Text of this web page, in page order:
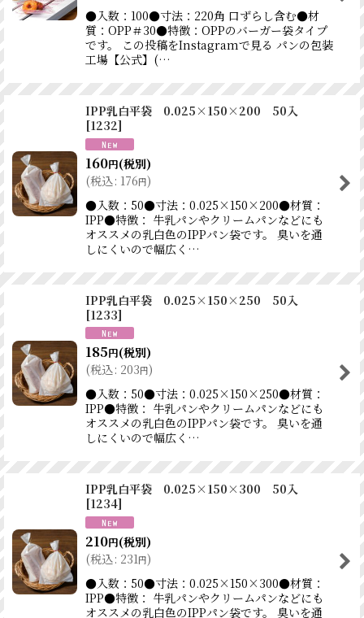
●入数：100●寸法：220角 口ずらし含む●材
質：OPP＃30●特徴：OPPのバーガー袋タイプ
です。 この投稿をInstagramで見る パンの包装
工場【公式】(…
IPP乳白平袋 0.025×150×200 50入
[1232]
160円(税別)
(税込: 176円)
●入数：50●寸法：0.025×150×200●材質：
IPP●特徴： 牛乳パンやクリームパンなどにも
オススメの乳白色のIPPパン袋です。 臭いを通
しにくいので幅広く…
IPP乳白平袋 0.025×150×250 50入
[1233]
185円(税別)
(税込: 203円)
●入数：50●寸法：0.025×150×250●材質：
IPP●特徴： 牛乳パンやクリームパンなどにも
オススメの乳白色のIPPパン袋です。 臭いを通
しにくいので幅広く…
IPP乳白平袋 0.025×150×300 50入
[1234]
210円(税別)
(税込: 231円)
●入数：50●寸法：0.025×150×300●材質：
IPP●特徴： 牛乳パンやクリームパンなどにも
オススメの乳白色のIPPパン袋です。 臭いを通